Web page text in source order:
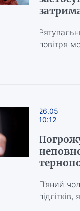
повітря
26.05
10:12
П’яний